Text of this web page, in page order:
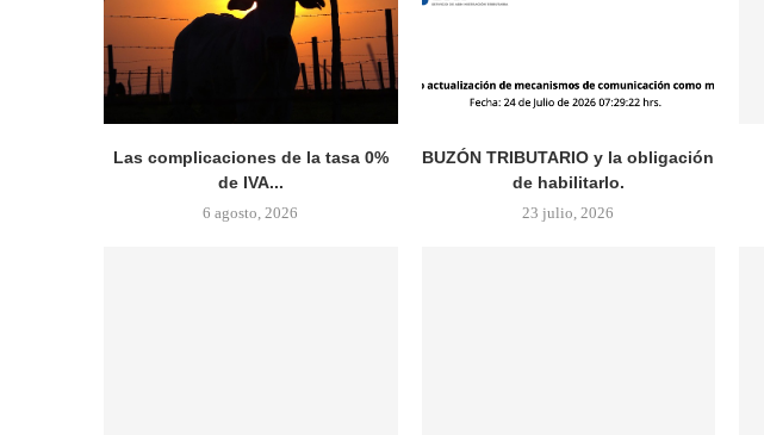
Las complicaciones de la tasa 0%
de IVA...
6 agosto, 2026
BUZÓN TRIBUTARIO y la obligación
de habilitarlo.
23 julio, 2026